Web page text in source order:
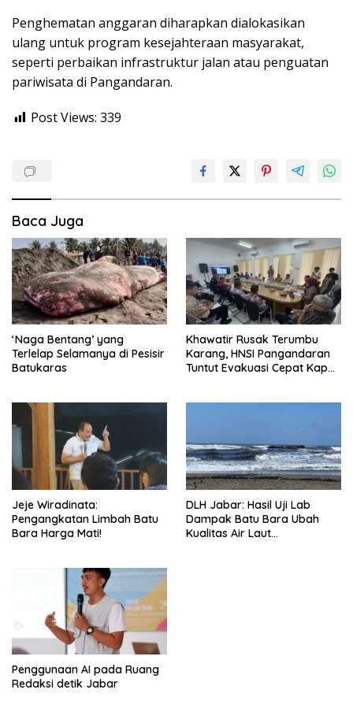
Penghematan anggaran diharapkan dialokasikan
ulang untuk program kesejahteraan masyarakat,
seperti perbaikan infrastruktur jalan atau penguatan
pariwisata di Pangandaran.
Post Views: 339
Baca Juga
‘Naga Bentang’ yang
Terlelap Selamanya di Pesisir
Batukaras
Khawatir Rusak Terumbu
Karang, HNSI Pangandaran
Tuntut Evakuasi Cepat Kapal
Jeje Wiradinata:
Pengangkatan Limbah Batu
Bara Harga Mati!
DLH Jabar: Hasil Uji Lab
Dampak Batu Bara Ubah
Kualitas Air Laut
Penggunaan AI pada Ruang
Redaksi detik Jabar